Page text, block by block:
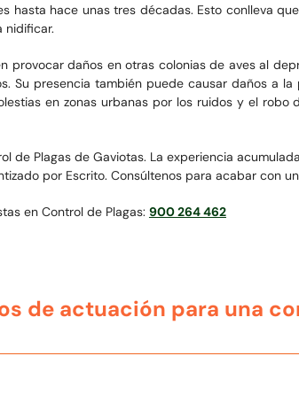
hasta hace unas tres décadas. Esto conlleva
nidificar.
provocar daños en otras colonias de aves al
Su presencia también puede causar daños a
en zonas urbanas por los ruidos y el
de Plagas de Gaviotas. La experiencia
por Escrito. Consúltenos para acabar con
en Control de Plagas: 900 264 462
de actuación para una